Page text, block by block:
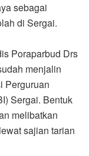
sebagai
di Sergai.
Poraparbud Drs
menjalin
Perguruan
Sergai. Bentuk
melibatkan
sajian tarian